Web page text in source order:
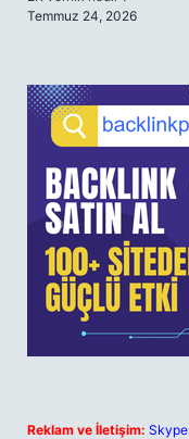
Temmuz 24, 2026
Reklam ve İletişim: